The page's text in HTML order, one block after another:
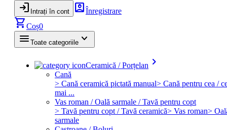
login Intrați în cont account_boxÎnregistrare
shopping_cartCoș0
menu Toate categoriile keyboard_arrow_down
Ceramică / Porțelan keyboard_arrow_right
Cană
> Cană ceramică pictată manual> Cană pentru cea /
mai ...
Vas roman / Oală sarmale / Tavă pentru copt
> Tavă pentru copt / Tavă ceramică> Vas roman>
sarmale